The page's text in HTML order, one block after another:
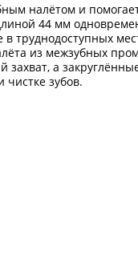
налётом и
44 мм
труднодоступных
из межзубных
захват, а
зубов.